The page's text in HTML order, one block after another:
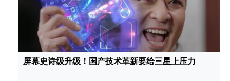
屏幕史诗级升级！国产技术革新要给三星上压力